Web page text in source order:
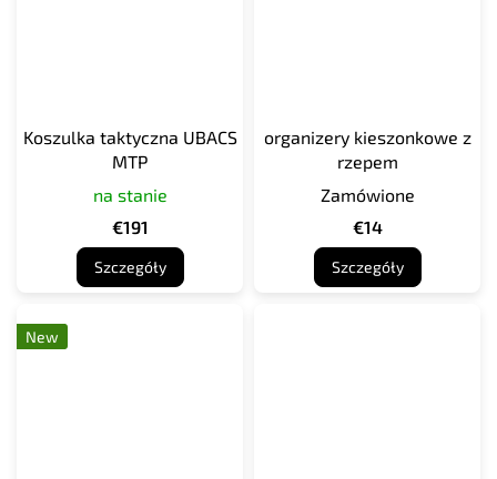
Koszulka taktyczna UBACS
MTP
na stanie
€191
Szczegóły
organizery kieszonkowe z
rzepem
Zamówione
€14
Szczegóły
New